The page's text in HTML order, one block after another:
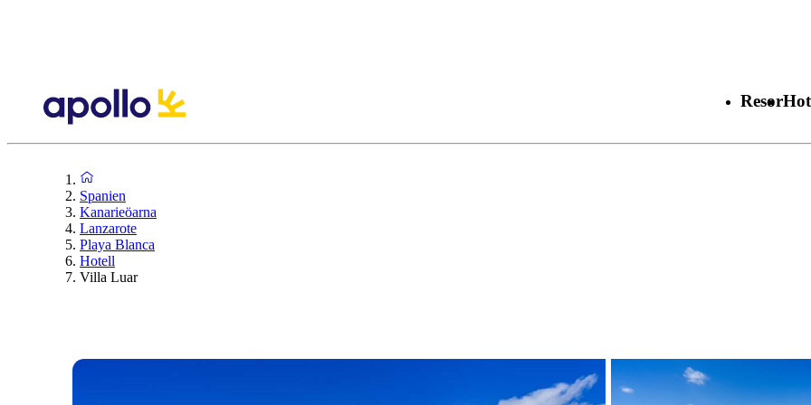
Resor
Spanien
Kanarieöarna
Lanzarote
Playa Blanca
Hotell
Villa Luar